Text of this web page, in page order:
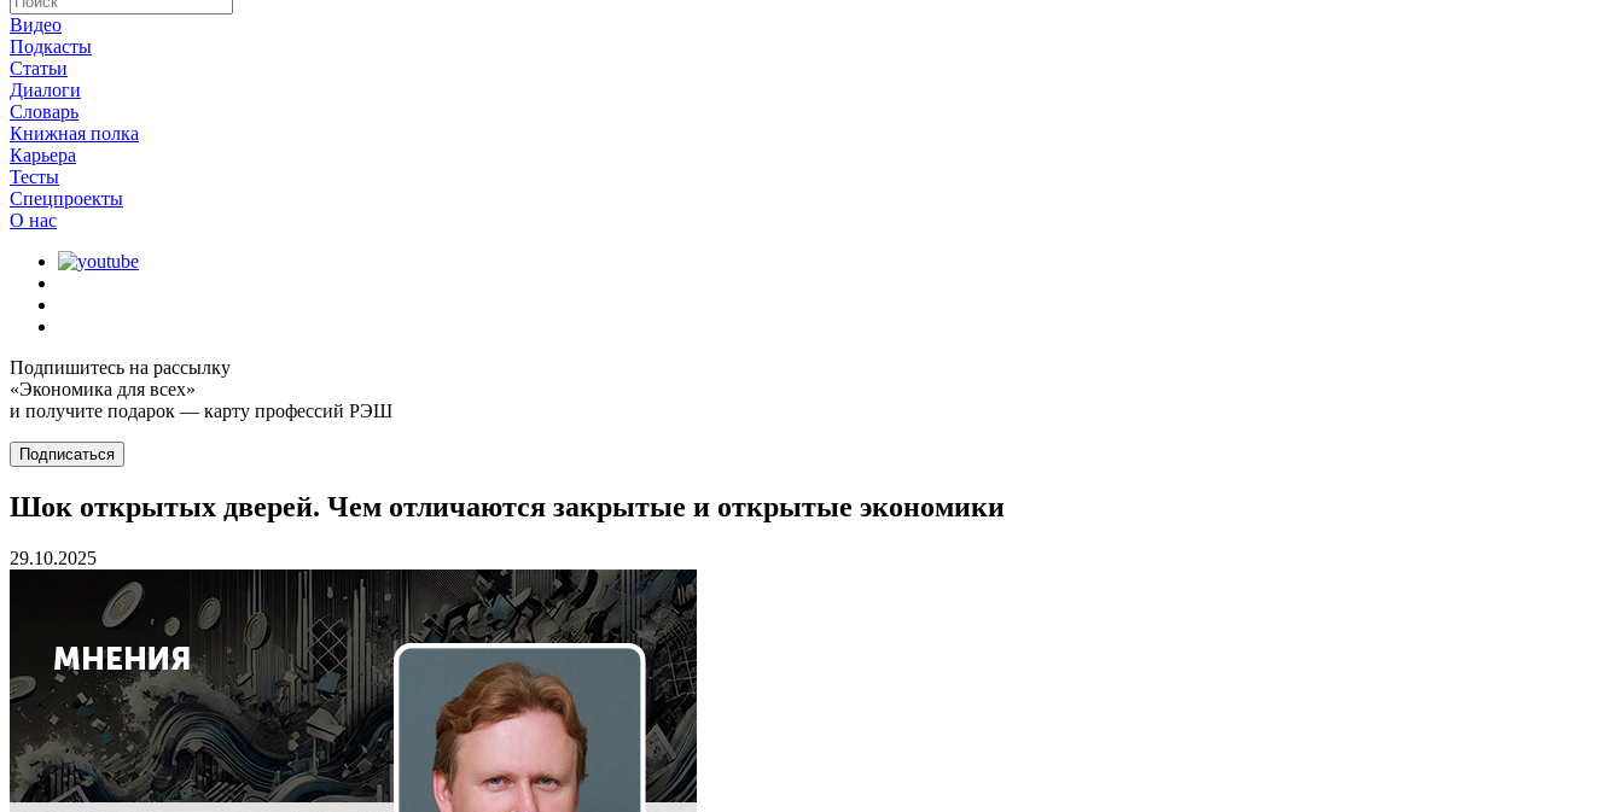
Видео
Подкасты
Статьи
Диалоги
Словарь
Книжная полка
Карьера
Тесты
Спецпроекты
О наc
Подпишитесь на рассылку
«Экономика для всех»
и получите подарок — карту профессий РЭШ
Подписаться
Шок открытых дверей. Чем отличаются закрытые и открытые экономики
29.10.2025